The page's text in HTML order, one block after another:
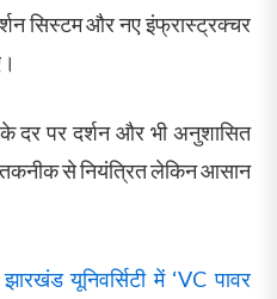
सिस्टम और नए इंफ्रास्ट्रक्चर
दर पर दर्शन और भी अनुशासित
तकनीक से नियंत्रित लेकिन आसान
यूनिवर्सिटी में ‘VC पावर